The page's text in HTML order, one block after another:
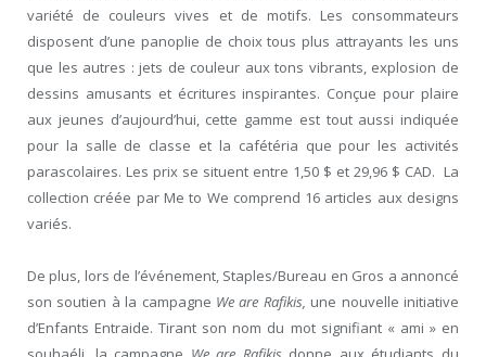
variété de couleurs vives et de motifs. Les consommateurs
disposent d’une panoplie de choix tous plus attrayants les uns
que les autres : jets de couleur aux tons vibrants, explosion de
dessins amusants et écritures inspirantes. Conçue pour plaire
aux jeunes d’aujourd’hui, cette gamme est tout aussi indiquée
pour la salle de classe et la cafétéria que pour les activités
parascolaires. Les prix se situent entre 1,50 $ et 29,96 $ CAD. La
collection créée par Me to We comprend 16 articles aux designs
variés.
De plus, lors de l’événement, Staples/Bureau en Gros a annoncé
son soutien à la campagne We are Rafikis, une nouvelle initiative
d’Enfants Entraide. Tirant son nom du mot signifiant « ami » en